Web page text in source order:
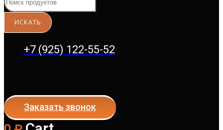
+7 (925) 122-55-52
Заказать звонок